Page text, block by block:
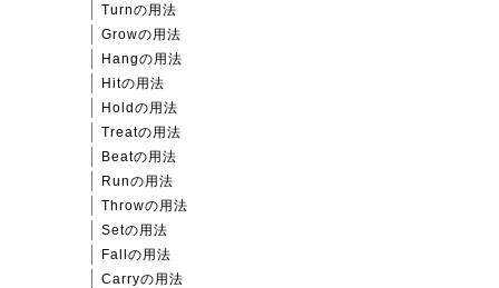
Turnの用法
Growの用法
Hangの用法
Hitの用法
Holdの用法
Treatの用法
Beatの用法
Runの用法
Throwの用法
Setの用法
Fallの用法
Carryの用法